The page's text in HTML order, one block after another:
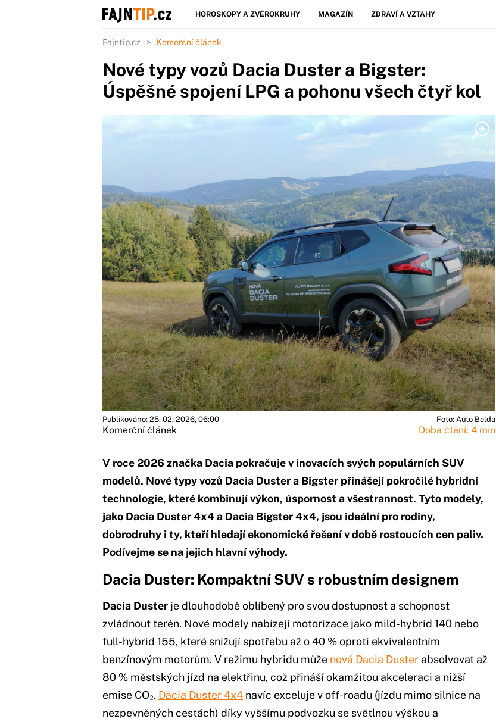
HOROSKOPY A ZVĚROKRUHY MAGAZÍN ZDRAVÍ A VZTAHY
Fajntip.cz Komerční článek
Nové typy vozů Dacia Duster a Bigster:
Úspěšné spojení LPG a pohonu všech čtyř kol
Publikováno: 25. 02. 2026, 06:00
Komerční článek
Foto: Auto Belda
Doba čtení: 4 min
V roce 2026 značka Dacia pokračuje v inovacích svých populárních SUV
modelů. Nové typy vozů Dacia Duster a Bigster přinášejí pokročilé hybridní
technologie, které kombinují výkon, úspornost a všestrannost. Tyto modely,
jako Dacia Duster 4x4 a Dacia Bigster 4x4, jsou ideální pro rodiny,
dobrodruhy i ty, kteří hledají ekonomické řešení v době rostoucích cen paliv.
Podívejme se na jejich hlavní výhody.
Dacia Duster: Kompaktní SUV s robustním designem
Dacia Duster je dlouhodobě oblíbený pro svou dostupnost a schopnost
zvládnout terén. Nové modely nabízejí motorizace jako mild-hybrid 140 nebo
full-hybrid 155, které snižují spotřebu až o 40 % oproti ekvivalentním
benzínovým motorům. V režimu hybridu může nová Dacia Dusterabsolvovat až
80 % městských jízd na elektřinu, což přináší okamžitou akceleraci a nižší
emise CO₂. Dacia Duster 4x4 navíc exceluje v off-roadu (jízdu mimo silnice na
nezpevněných cestách) díky vyššímu podvozku se světlnou výškou a